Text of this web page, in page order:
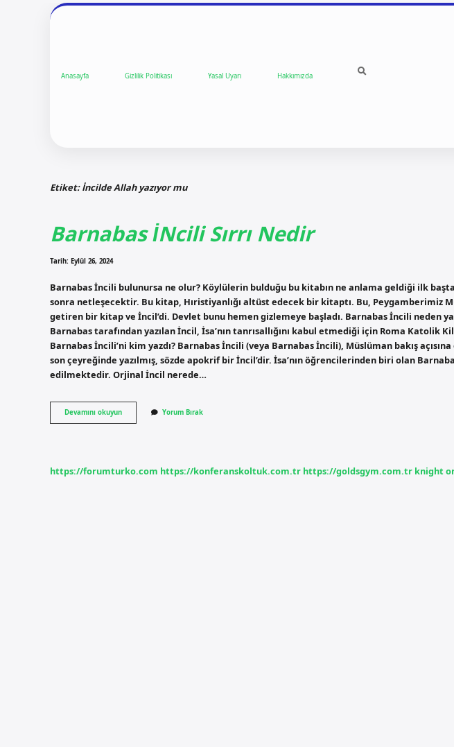
Anasayfa Gizlilik Politikası Yasal Uyarı Hakkımızda
Etiket:İncilde Allah yazıyor mu
Barnabas İNcili Sırrı Nedir
Tarih: Eylül 26, 2024
Barnabas İncili bulunursa ne olur? Köylülerin bulduğu bu kitabın ne anlama geldiği ilk
sonra netleşecektir. Bu kitap, Hıristiyanlığı altüst edecek bir kitaptı. Bu, Peygamberimiz
getiren bir kitap ve İncil’di. Devlet bunu hemen gizlemeye başladı. Barnabas İncili neden
Barnabas tarafından yazılan İncil, İsa’nın tanrısallığını kabul etmediği için Roma Katolik
Barnabas İncili’ni kim yazdı? Barnabas İncili (veya Barnabas İncili), Müslüman bakış
son çeyreğinde yazılmış, sözde apokrif bir İncil’dir. İsa’nın öğrencilerinden biri olan
edilmektedir. Orjinal İncil nerede…
Devamını okuyunBarnabas
İNcili
Yorum Bırak
https://forumturko.com https://konferanskoltuk.com.tr https://goldsgym.com.tr knight